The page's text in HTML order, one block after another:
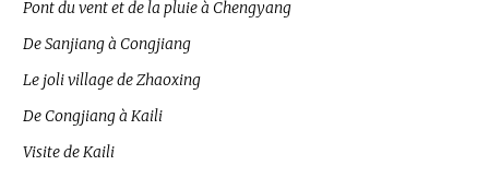
Pont du vent et de la pluie à Chengyang
De Sanjiang à Congjiang
Le joli village de Zhaoxing
De Congjiang à Kaili
Visite de Kaili